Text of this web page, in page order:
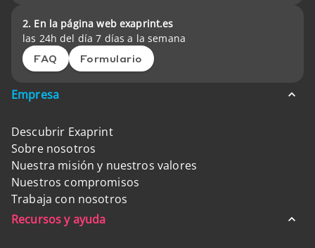
2. En la página web exaprint.es
las 24h del día 7 días a la semana
FAQ Formulario
Empresa
Descubrir Exaprint
Sobre nosotros
Nuestra misión y nuestros valores
Nuestros compromisos
Trabaja con nosotros
Recursos y ayuda